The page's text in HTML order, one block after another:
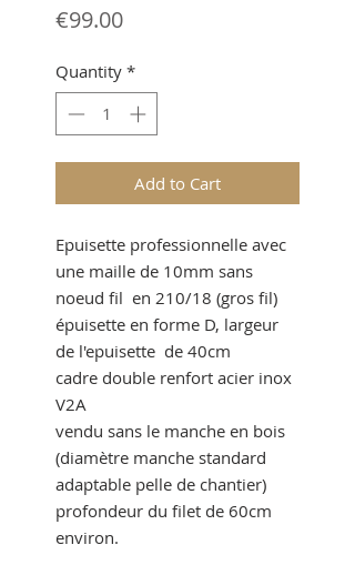
€99.00Price
Quantity *
Add to Cart
Epuisette professionnelle avec
une maille de 10mm sans
noeud fil en 210/18 (gros fil)
épuisette en forme D, largeur
de l'epuisette de 40cm
cadre double renfort acier inox
V2A
vendu sans le manche en bois
(diamètre manche standard
adaptable pelle de chantier)
profondeur du filet de 60cm
environ.